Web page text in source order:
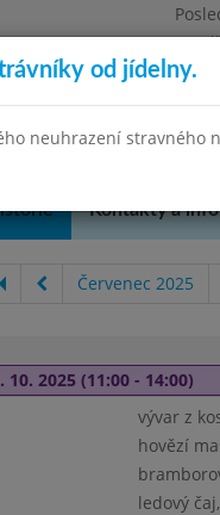
4, Ohradní 49
Kontakty a
Červenec 2025
10. 2025 (11:00 - 14:00)
vývar z
hovězí
ledový
od jídelny.
neuhrazení stravného